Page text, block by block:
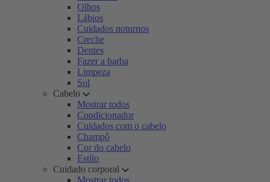
Olhos
Lábios
Cuidados noturnos
Creche
Dentes
Fazer a barba
Limpeza
Sol
Cabelo
Mostrar todos
Condicionador
Cuidados com o cabelo
Champô
Cor do cabelo
Estilo
Cuidado corporal
Mostrar todos